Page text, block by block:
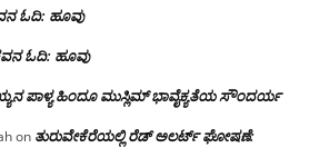
ಓದಿ: ಹೂವು
ಓದಿ: ಹೂವು
ಪಾಳ್ಯ ಹಿಂದೂ ಮುಸ್ಲಿಮ್ ಭಾವೈಕ್ಯತೆಯ ಸೌಂದರ್ಯ
on ತುರುವೇಕೆರೆಯಲ್ಲಿ ರೆಡ್ ಅಲರ್ಟ್ ಘೋಷಣೆ: